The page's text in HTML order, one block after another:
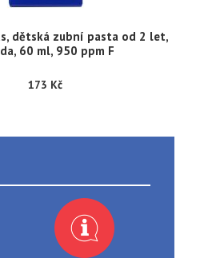
dětská zubní pasta od 2 let,
60 ml, 950 ppm F
173 Kč